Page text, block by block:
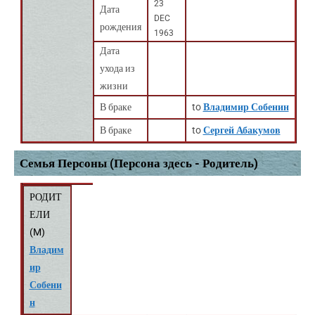
Дата
рождения
23
DEC
1963
Дата
ухода из
жизни
В браке
toВладимир Собенин
В браке toСергей Абакумов
Семья Персоны (Персона здесь - Родитель)
РОДИТ
ЕЛИ
(M)
Владим
ир
Собени
н